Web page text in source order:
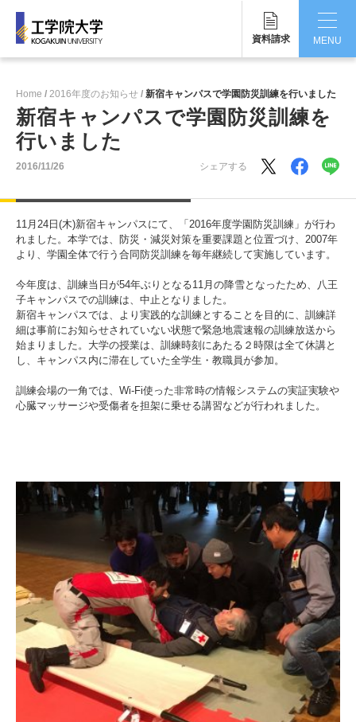
資料請求
MENU
工学院大学について
学部・大学院
研究・産学連携
就職・キャリア
キャンパス
入試情報
受験生の方 在学生・保証人の方 卒業生の方
1. Action！x 工学院大学
2. 工学院大学ヒストリー
Home 2016年度のお知らせ 新宿キャンパスで学園防災訓練を行いました
新宿キャンパスで学園防災訓練を
行いました
2016/11/26 シェアする
11月24日(木)新宿キャンパスにて、「2016年度学園防災訓練」が行わ
れました。本学では、防災・減災対策を重要課題と位置づけ、2007年
より、学園全体で行う合同防災訓練を毎年継続して実施しています。
今年度は、訓練当日が54年ぶりとなる11月の降雪となったため、八王
子キャンパスでの訓練は、中止となりました。
新宿キャンパスでは、より実践的な訓練とすることを目的に、訓練詳
細は事前にお知らせされていない状態で緊急地震速報の訓練放送から
始まりました。大学の授業は、訓練時刻にあたる２時限は全て休講と
し、キャンパス内に滞在していた全学生・教職員が参加。
訓練会場の一角では、Wi-Fi使った非常時の情報システムの実証実験や
心臓マッサージや受傷者を担架に乗せる講習などが行われました。